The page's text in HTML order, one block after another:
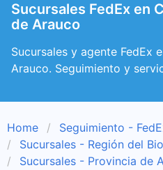
Sucursales FedEx en
de Arauco
Sucursales y agente FedEx
Arauco. Seguimiento y
Home Seguimiento -
Sucursales - Región del
Sucursales - Provincia de